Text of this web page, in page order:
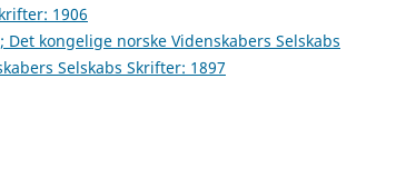
1906
Det kongelige norske Videnskabers Selskabs
Selskabs Skrifter: 1897